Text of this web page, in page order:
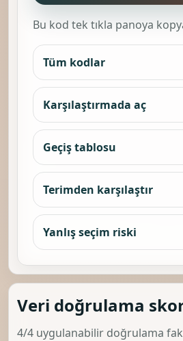
Bu kod tek tıkla panoya
Tüm kodlar
Karşılaştırmada aç
Geçiş tablosu
Terimden karşılaştır
Yanlış seçim riski
Veri doğrulama
4/4 uygulanabilir doğrulama